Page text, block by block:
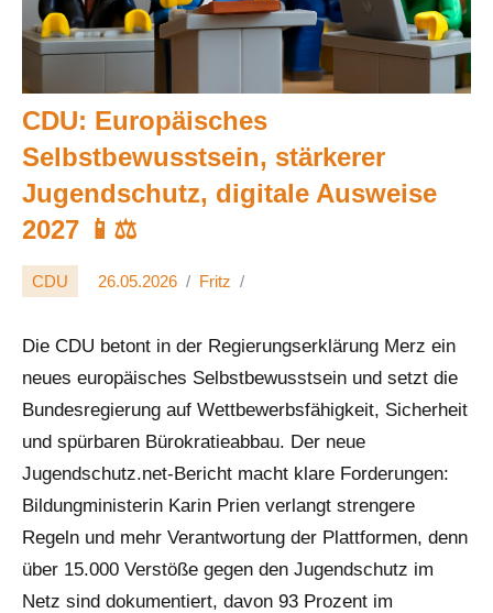
CDU: Europäisches
Selbstbewusstsein, stärkerer
Jugendschutz, digitale Ausweise
2027 📱⚖️
CDU 26.05.2026 Fritz
Die CDU betont in der Regierungserklärung Merz ein
neues europäisches Selbstbewusstsein und setzt die
Bundesregierung auf Wettbewerbsfähigkeit, Sicherheit
und spürbaren Bürokratieabbau. Der neue
Jugendschutz.net-Bericht macht klare Forderungen:
Bildungministerin Karin Prien verlangt strengere
Regeln und mehr Verantwortung der Plattformen, denn
über 15.000 Verstöße gegen den Jugendschutz im
Netz sind dokumentiert, davon 93 Prozent im